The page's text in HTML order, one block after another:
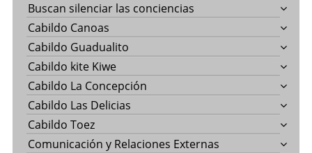
Buscan silenciar las conciencias
Cabildo Canoas
Cabildo Guadualito
Cabildo kite Kiwe
Cabildo La Concepción
Cabildo Las Delicias
Cabildo Toez
Comunicación y Relaciones Externas